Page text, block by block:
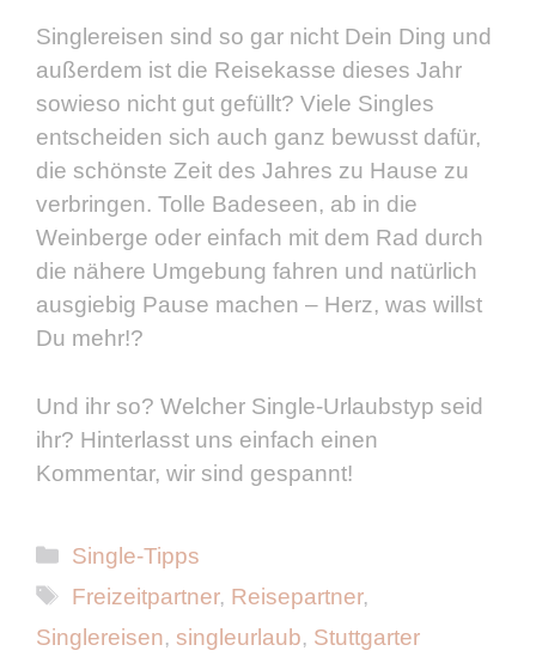
Singlereisen sind so gar nicht Dein Ding und
außerdem ist die Reisekasse dieses Jahr
sowieso nicht gut gefüllt? Viele Singles
entscheiden sich auch ganz bewusst dafür,
die schönste Zeit des Jahres zu Hause zu
verbringen. Tolle Badeseen, ab in die
Weinberge oder einfach mit dem Rad durch
die nähere Umgebung fahren und natürlich
ausgiebig Pause machen – Herz, was willst
Du mehr!?
Und ihr so? Welcher Single-Urlaubstyp seid
ihr? Hinterlasst uns einfach einen
Kommentar, wir sind gespannt!
Kategorien
Single-Tipps
Schlagwörter
Freizeitpartner, Reisepartner,
Singlereisen, singleurlaub, Stuttgarter